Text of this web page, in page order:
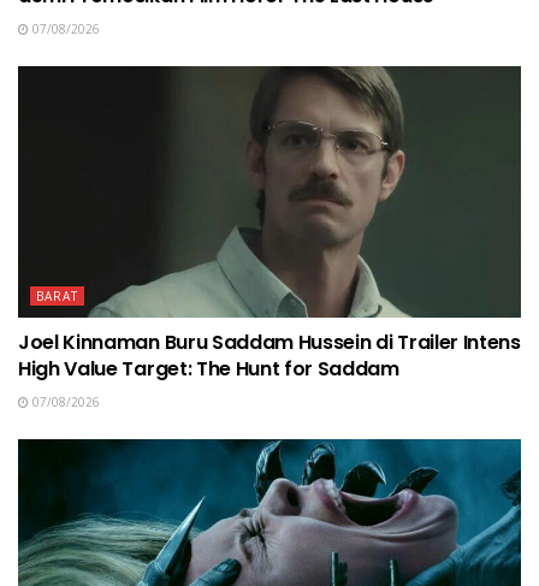
07/08/2026
BARAT
Joel Kinnaman Buru Saddam Hussein di Trailer Intens
High Value Target: The Hunt for Saddam
07/08/2026